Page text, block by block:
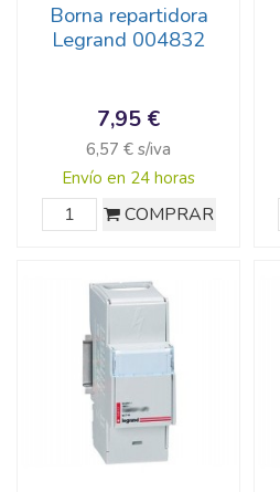
Borna repartidora
Legrand 004832
7,95 €
6,57 € s/iva
Envío en 24 horas
COMPRAR